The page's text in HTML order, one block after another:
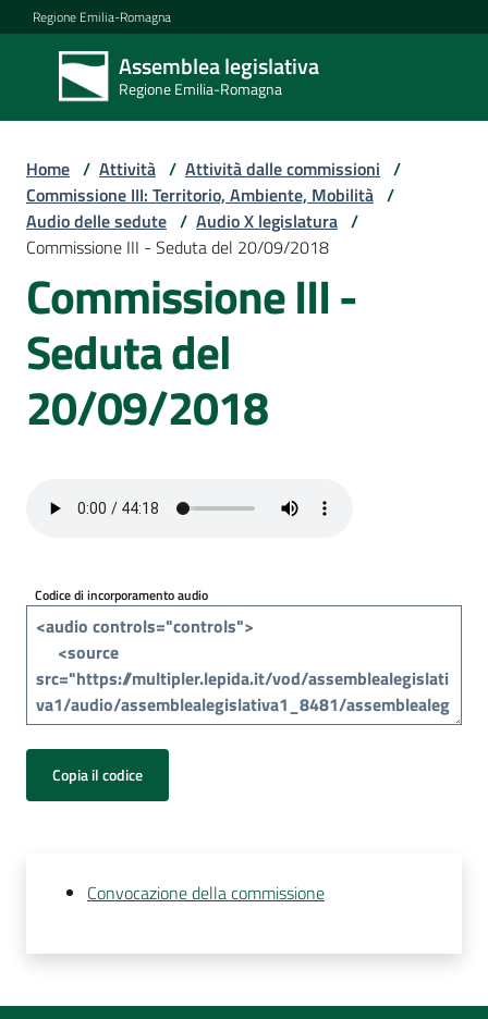
Vai al contenuto
Vai alla navigazione
Vai al footer
Regione Emilia-Romagna
Assemblea legislativa
Regione Emilia-Romagna
Assemblea
legislativa
Regione Emilia-
Assemblea
Attività
Argomenti
Per
cittadini
Home / Attività / Attività dalle commissioni /
Commissione III: Territorio, Ambiente, Mobilità /
Audio delle sedute / Audio X legislatura /
Commissione III - Seduta del 20/09/2018
Commissione III -
Seduta del
20/09/2018
Codice di incorporamento audio
Copia il codice
Convocazione della commissione